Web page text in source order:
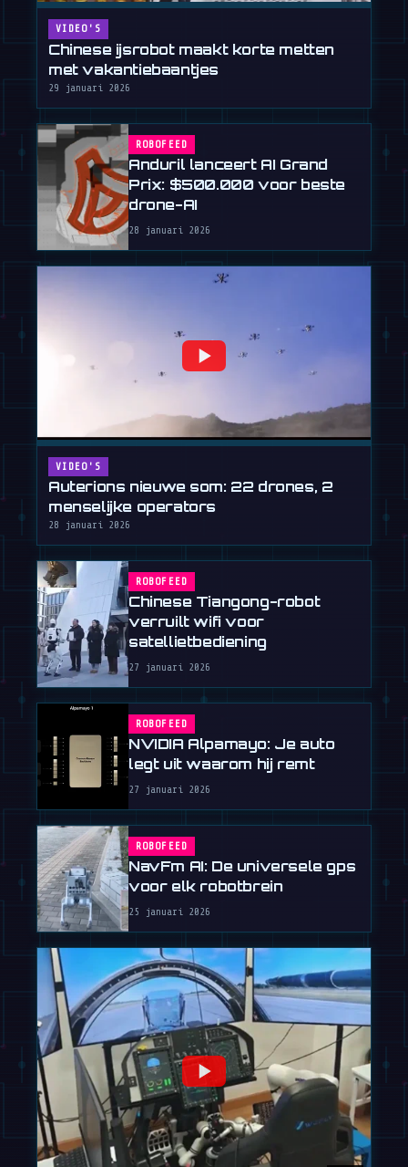
VIDEO'S
Chinese ijsrobot maakt korte metten
met vakantiebaantjes
29 januari 2026
ROBOFEED
Anduril lanceert AI Grand
Prix: $500.000 voor beste
drone-AI
28 januari 2026
VIDEO'S
Auterions nieuwe som: 22 drones, 2
menselijke operators
28 januari 2026
ROBOFEED
Chinese Tiangong-robot
verruilt wifi voor
satellietbediening
27 januari 2026
ROBOFEED
NVIDIA Alpamayo: Je auto
legt uit waarom hij remt
27 januari 2026
ROBOFEED
NavFm AI: De universele gps
voor elk robotbrein
25 januari 2026